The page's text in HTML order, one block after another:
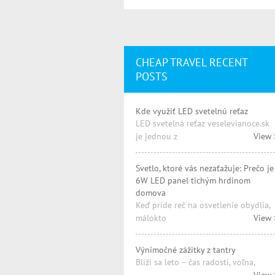
CHEAP TRAVEL RECENT
POSTS
Kde využiť LED svetelnú reťaz
LED svetelná reťaz veselevianoce.sk
je jednou z
View
Svetlo, ktoré vás nezaťažuje: Prečo je
6W LED panel tichým hrdinom
domova
Keď príde reč na osvetlenie obydlia,
málokto
View
Výnimočné zážitky z tantry
Blíži sa leto – čas radosti, voľna,